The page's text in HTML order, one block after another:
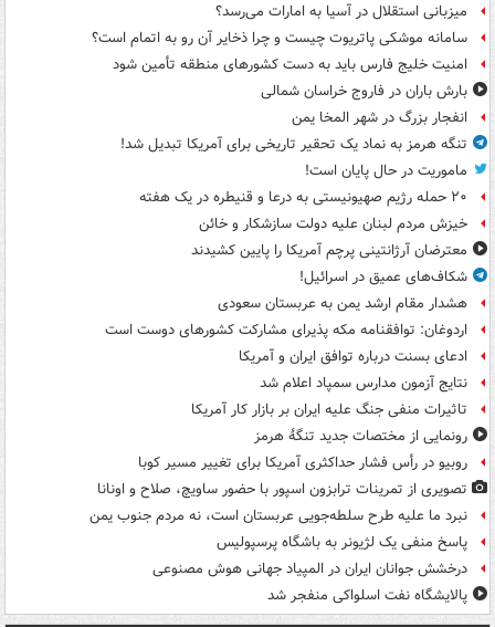
میزبانی استقلال در آسیا به امارات می‌رسد؟
سامانه موشکی پاتریوت چیست و چرا ذخایر آن رو به اتمام است؟
امنیت خلیج فارس باید به دست کشورهای منطقه تأمین شود
بارش باران در فاروج خراسان شمالی
انفجار بزرگ در شهر المخا یمن
تنگه هرمز به نماد یک تحقیر تاریخی برای آمریکا تبدیل شد!
ماموریت در حال پایان است!
۲۰ حمله رژیم صهیونیستی به درعا و قنیطره در یک هفته
خیزش مردم لبنان علیه دولت سازشکار و خائن
معترضان آرژانتینی پرچم آمریکا را پایین کشیدند
شکاف‌های عمیق در اسرائیل!
هشدار مقام ارشد یمن به عربستان سعودی
اردوغان: توافقنامه مکه پذیرای مشارکت کشورهای دوست است
ادعای بسنت درباره توافق ایران و آمریکا
نتایج آزمون مدارس سمپاد اعلام شد
تاثیرات منفی جنگ علیه ایران بر بازار کار آمریکا
رونمایی از مختصات جدید تنگۀ هرمز
روبیو در رأس فشار حداکثری آمریکا برای تغییر مسیر کوبا
تصویری از تمرینات ترابزون اسپور با حضور ساویچ، صلاح و اونانا
نبرد ما علیه طرح سلطه‌جویی عربستان است، نه مردم جنوب یمن
پاسخ منفی یک لژیونر به باشگاه پرسپولیس
درخشش جوانان ایران در المپیاد جهانی هوش مصنوعی
پالایشگاه نفت اسلواکی منفجر شد